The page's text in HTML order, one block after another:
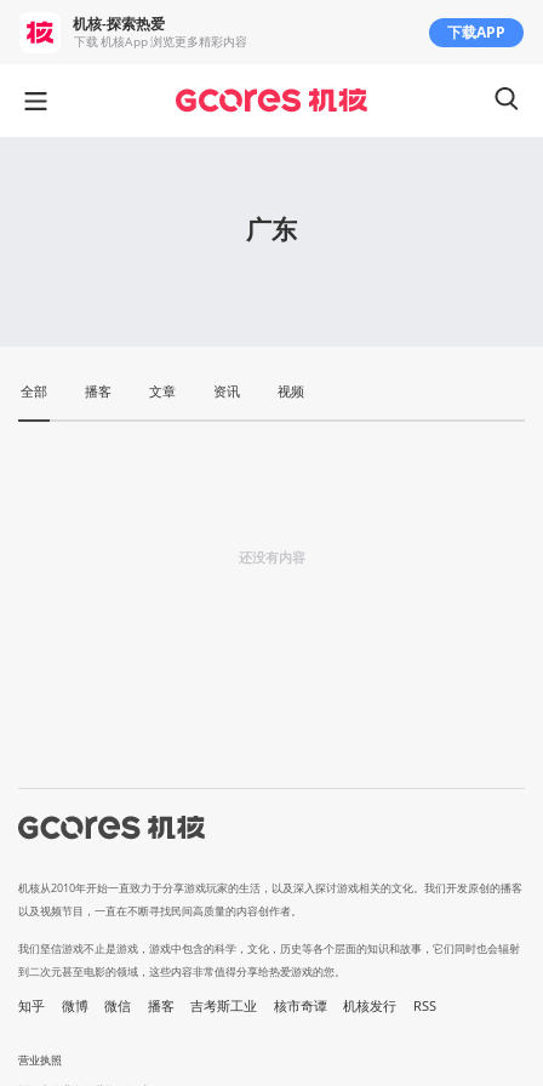
广东
全部 播客 文章 资讯 视频
还没有内容
机核从2010年开始一直致力于分享游戏玩家的生活，以及深入探讨游戏相关的文化。我们开发原创的播客
以及视频节目，一直在不断寻找民间高质量的内容创作者。
我们坚信游戏不止是游戏，游戏中包含的科学，文化，历史等各个层面的知识和故事，它们同时也会辐射
到二次元甚至电影的领域，这些内容非常值得分享给热爱游戏的您。
知乎 微博 微信 播客 吉考斯工业 核市奇谭 机核发行 RSS
营业执照
机核-探索热爱
下载 机核App 浏览更多精彩内容 下载APP